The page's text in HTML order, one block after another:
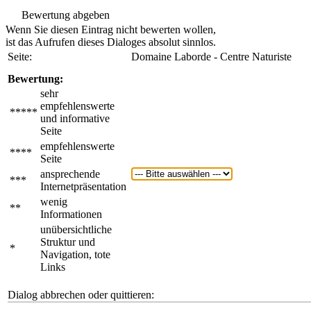
Bewertung abgeben
Wenn Sie diesen Eintrag nicht bewerten wollen,
ist das Aufrufen dieses Dialoges absolut sinnlos.
Seite:
Domaine Laborde - Centre Naturiste
Bewertung:
*****
sehr
empfehlenswerte
und informative
Seite
****
empfehlenswerte
Seite
***
ansprechende
Internetpräsentation
**
wenig
Informationen
*
unübersichtliche
Struktur und
Navigation, tote
Links
Dialog abbrechen oder quittieren: